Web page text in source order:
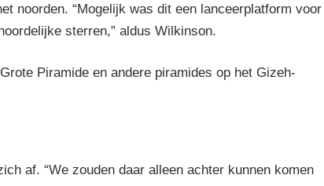
noorden. “Mogelijk was dit een lanceerplatform voor
sterren,” aldus Wilkinson.
Piramide en andere piramides op het Gizeh-
af. “We zouden daar alleen achter kunnen komen